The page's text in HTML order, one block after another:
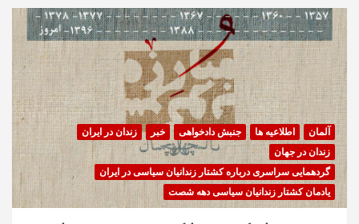
آلمان اطلاعیه ها جنبش دادخواهی خبر
زندان در ایران
زندان در جهان
گردهمایی سراسری درباره کشتار زندانیان سیاسی در ایران
یادمان کشتار زندانیان سیاسی دهه شصت